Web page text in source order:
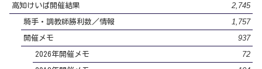
高知けいば開催結果 2,745
騎手・調教師勝利数／情報 1,757
開催メモ 937
2026年開催メモ 72